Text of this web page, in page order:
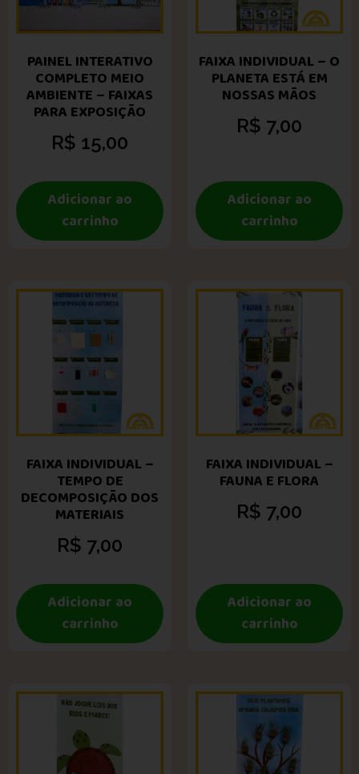
PAINEL INTERATIVO
COMPLETO MEIO
AMBIENTE – FAIXAS
PARA EXPOSIÇÃO
R$ 15,00
Adicionar ao
carrinho
FAIXA INDIVIDUAL – O
PLANETA ESTÁ EM
NOSSAS MÃOS
R$ 7,00
Adicionar ao
carrinho
FAIXA INDIVIDUAL –
TEMPO DE
DECOMPOSIÇÃO DOS
MATERIAIS
R$ 7,00
Adicionar ao
carrinho
FAIXA INDIVIDUAL –
FAUNA E FLORA
R$ 7,00
Adicionar ao
carrinho